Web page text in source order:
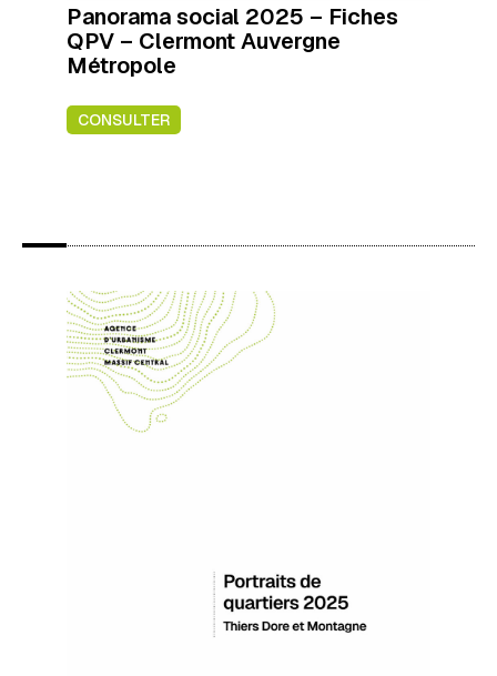
Panorama social 2025 – Fiches
QPV – Clermont Auvergne
Métropole
CONSULTER